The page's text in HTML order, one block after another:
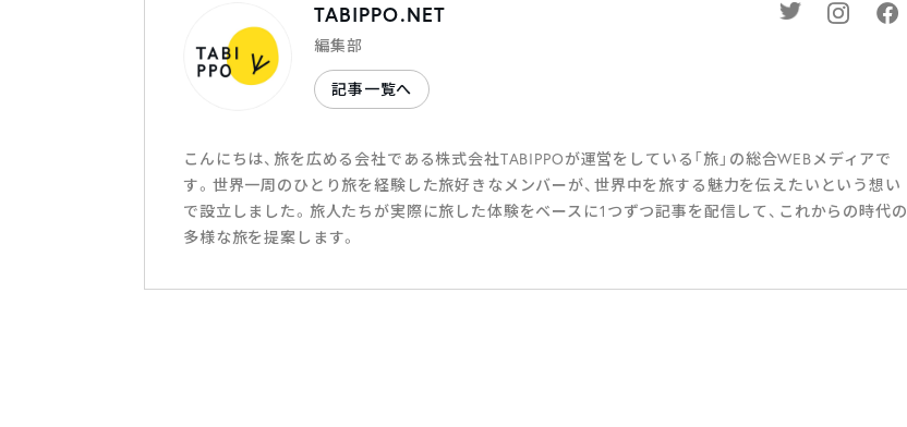
TABIPPO.NET
編集部
記事一覧へ
こんにちは、旅を広める会社である株式会社TABIPPOが運営をしている「旅」の総合WEBメディアで
す。世界一周のひとり旅を経験した旅好きなメンバーが、世界中を旅する魅力を伝えたいという想い
で設立しました。旅人たちが実際に旅した体験をベースに1つずつ記事を配信して、これからの時代の
多様な旅を提案します。